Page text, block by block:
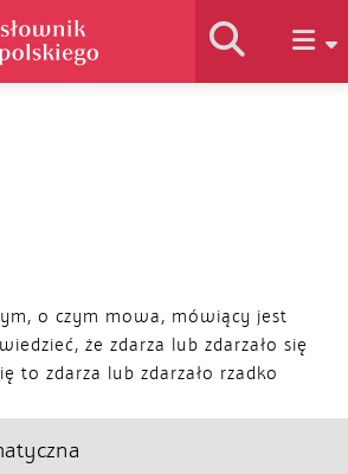
Autorzy
o czym mowa, mówiący jest
że zdarza lub zdarzało się
to zdarza lub zdarzało rzadko